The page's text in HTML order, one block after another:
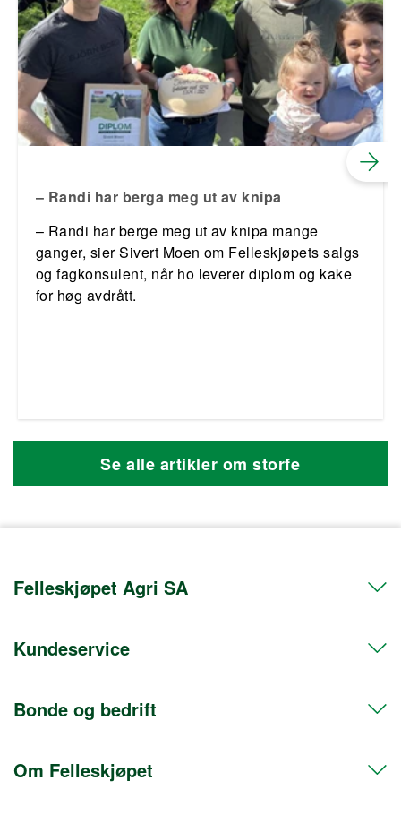
– Randi har berga meg ut av knipa
– Randi har berge meg ut av knipa mange
ganger, sier Sivert Moen om Felleskjøpets salgs
og fagkonsulent, når ho leverer diplom og kake
for høg avdrått.
Se alle artikler om storfe
Felleskjøpet Agri SA
Telefon 72 50 50 50
Postadresse
0105 Oslo
Kundeservice
Kontakt oss
Frakt og levering
Bonde og bedrift
Medlem
Om Felleskjøpet